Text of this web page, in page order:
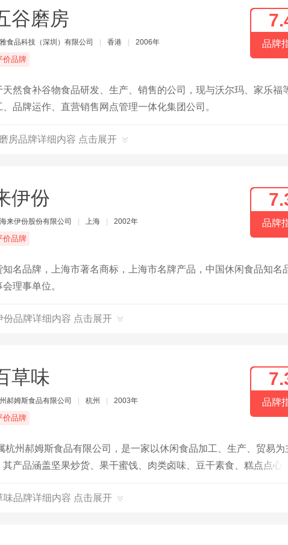
谷磨房
食品科技（深圳）有限公司 香港 2006年
价品牌
品牌
然食补谷物食品研发、生产、销售的公司，现与沃尔玛、家乐福
品牌运作、直营销售网点管理一体化集团公司。
房品牌详细内容 点击展开
伊份
来伊份股份有限公司 上海 2002年
价品牌
品牌
名品牌，上海市著名商标，上海市名牌产品，中国休闲食品知名
理事单位。
份品牌详细内容 点击展开
草味
郝姆斯食品有限公司 杭州 2003年
价品牌
品牌
杭州郝姆斯食品有限公司，是一家以休闲食品加工、生产、贸易为
产品涵盖坚果炒货、果干蜜饯、肉类卤味、豆干素食、糕点点心
味品牌详细内容 点击展开